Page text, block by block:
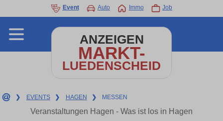
Event Auto Immo Job
ANZEIGEN
MARKT-
LUEDENSCHEID
❯ EVENTS ❯ HAGEN ❯ MESSEN
Veranstaltungen Hagen - Was ist los in Hagen